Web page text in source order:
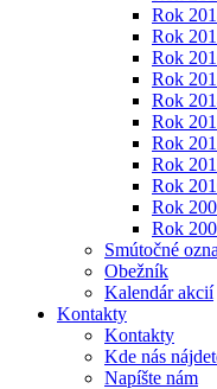
Rok
Rok
Rok
Rok
Rok
Rok
Rok
Rok
Rok
Rok
Rok
Smútočné
Obežník
Kalendár akcií
Kontakty
Kontakty
Kde nás
Napíšte nám